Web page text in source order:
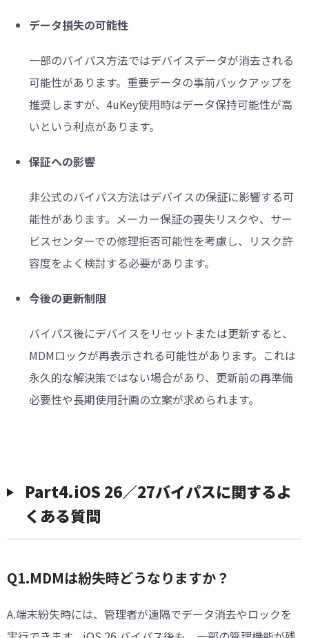
データ損失の可能性
一部のバイパス方法ではデバイスデータが消去される
可能性があります。重要データの事前バックアップを
推奨しますが、4uKey使用時はデータ保持可能性が高
いという利点があります。
保証への影響
非公式のバイパス方法はデバイスの保証に影響する可
能性があります。メーカー保証の喪失リスクや、サー
ビスセンターでの修理拒否可能性を考慮し、リスク許
容度をよく検討する必要があります。
今後の更新制限
バイパス後にデバイスをリセットまたは更新すると、
MDMロックが再表示される可能性があります。これは
永久的な解決策ではない場合があり、更新前の再準備
必要性や長期使用計画の立案が求められます。
︎︎Part4.iOS 26／27バイパスに関するよ
くある質問
︎︎Q1.MDMは紛失時どうなりますか？
A.端末紛失時には、管理者が遠隔でデータ消去やロックを